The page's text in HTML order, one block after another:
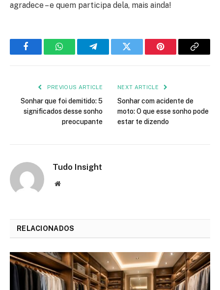
agradece – e quem participa dela, mais ainda!
FacebookWhatsAppTelegramTwitter Pinterest Copy
PREVIOUS ARTICLE
Sonhar que foi demitido: 5
significados desse sonho
preocupante
NEXT ARTICLE
Sonhar com acidente de
moto: O que esse sonho pode
estar te dizendo
Tudo Insight
Website
RELACIONADOS